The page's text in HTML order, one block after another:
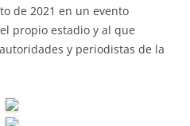
de 2021 en un evento
propio estadio y al que
y periodistas de la